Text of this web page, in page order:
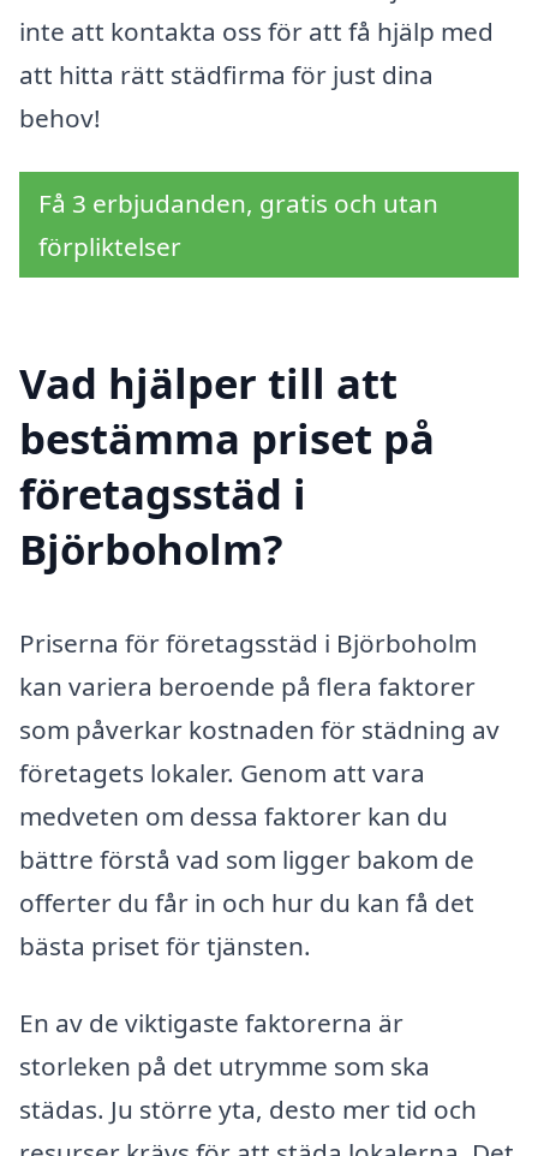
inte att kontakta oss för att få hjälp med
att hitta rätt städfirma för just dina
behov!
Få 3 erbjudanden, gratis och utan
förpliktelser
Vad hjälper till att
bestämma priset på
företagsstäd i
Björboholm?
Priserna för företagsstäd i Björboholm
kan variera beroende på flera faktorer
som påverkar kostnaden för städning av
företagets lokaler. Genom att vara
medveten om dessa faktorer kan du
bättre förstå vad som ligger bakom de
offerter du får in och hur du kan få det
bästa priset för tjänsten.
En av de viktigaste faktorerna är
storleken på det utrymme som ska
städas. Ju större yta, desto mer tid och